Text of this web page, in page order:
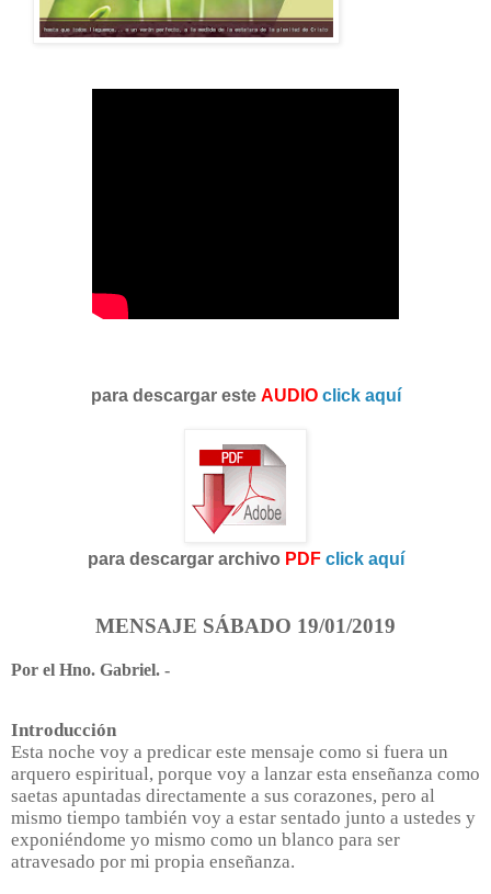
para descargar este AUDIO click aquí
para descargar archivo PDF click aquí
MENSAJE SÁBADO 19/01/2019
Por el Hno. Gabriel. -
Introducción
Esta noche voy a predicar este mensaje como si fuera un
arquero espiritual, porque voy a lanzar esta enseñanza como
saetas apuntadas directamente a sus corazones, pero al
mismo tiempo también voy a estar sentado junto a ustedes y
exponiéndome yo mismo como un blanco para ser
atravesado por mi propia enseñanza.